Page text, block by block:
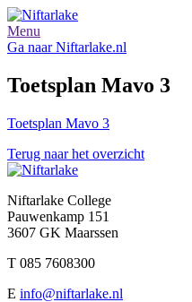
Menu
Ga naar Niftarlake.nl
Toetsplan Mavo 3
Toetsplan Mavo 3
Terug naar het overzicht
Niftarlake College
Pauwenkamp 151
3607 GK Maarssen
T 085 7608300
E info@niftarlake.nl